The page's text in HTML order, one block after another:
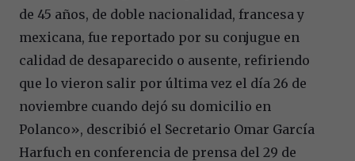
de 45 años, de doble nacionalidad, francesa y
mexicana, fue reportado por su conjugue en
calidad de desaparecido o ausente, refiriendo
que lo vieron salir por última vez el día 26 de
noviembre cuando dejó su domicilio en
Polanco», describió el Secretario Omar García
Harfuch en conferencia de prensa del 29 de